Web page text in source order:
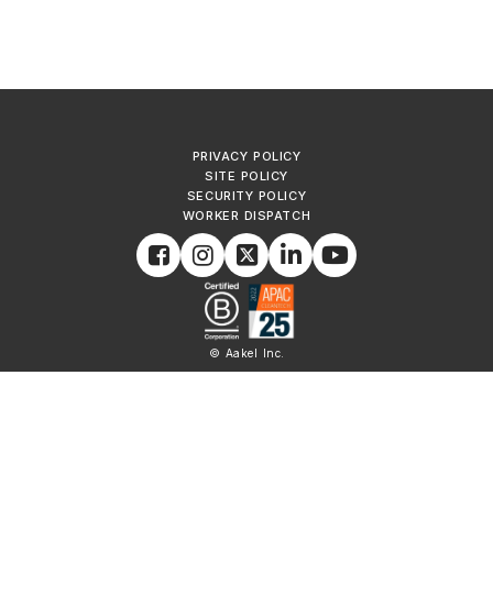
PRIVACY POLICY
SITE POLICY
SECURITY POLICY
WORKER DISPATCH
© Aakel Inc.